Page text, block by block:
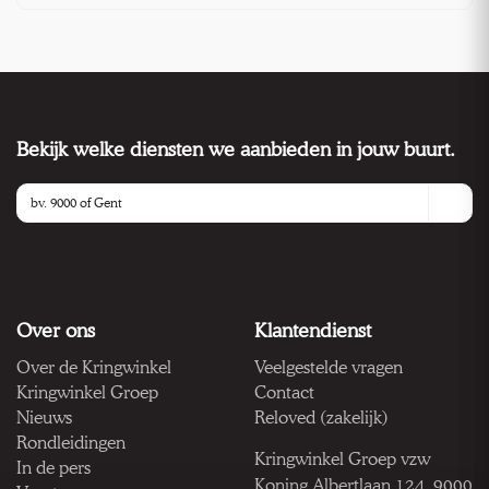
Bekijk welke diensten we aanbieden in jouw buurt.
Over ons
Over de Kringwinkel
Kringwinkel Groep
Nieuws
Rondleidingen
In de pers
Klantendienst
Veelgestelde vragen
Contact
Reloved (zakelijk)
Kringwinkel Groep vzw